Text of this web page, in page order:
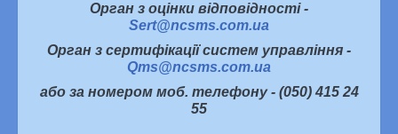
Орган з оцінки відповідності -
Sert@ncsms.com.ua
Орган з сертифікації систем управління -
Qms@ncsms.com.ua
або за номером моб. телефону - (050) 415 24
55